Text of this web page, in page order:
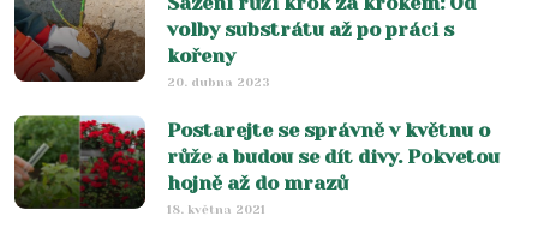
volby substrátu až po práci s
kořeny
20. dubna 2023
Postarejte se správně v květnu o
růže a budou se dít divy. Pokvetou
hojně až do mrazů
18. května 2021